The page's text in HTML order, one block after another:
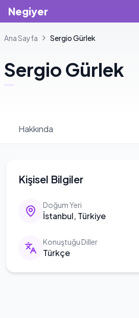
Negiyer
Ana Sayfa SergioGürlek
Sergio Gürlek
Hakkında
Kişisel Bilgiler
Doğum Yeri
İstanbul, Türkiye
Konuştuğu Diller
Türkçe